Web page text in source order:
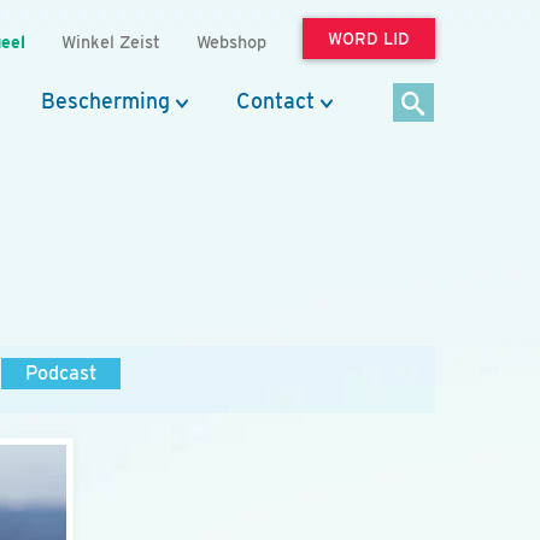
Winkel Zeist Webshop WORD LID
Bescherming Contact
Podcast